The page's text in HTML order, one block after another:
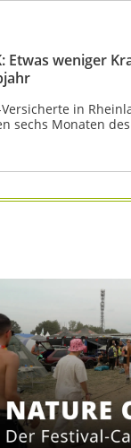
Etwas weniger
Versicherte in
sechs Monaten